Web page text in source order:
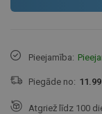
Pieejamība:
Piegāde no:
Atgriež līdz 100